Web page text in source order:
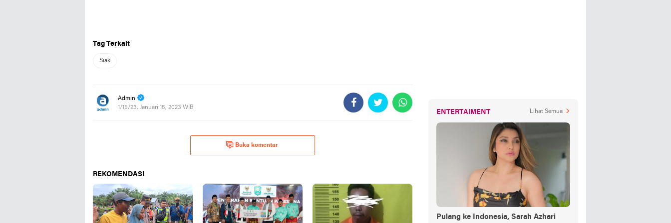
Tag Terkait
Siak
Admin
1/15/23, Januari 15, 2023 WIB
Buka komentar
REKOMENDASI
ENTERTAIMENT Lihat Semua
Pulang ke Indonesia, Sarah Azhari